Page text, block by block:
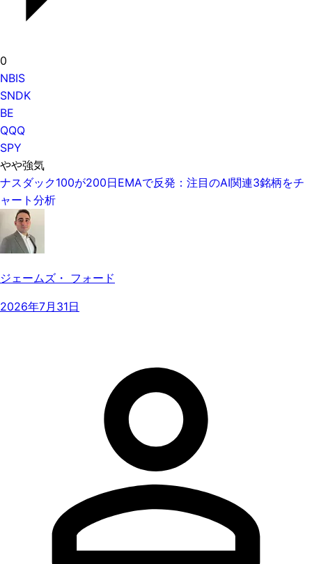
0
NBIS
SNDK
BE
QQQ
SPY
やや強気
ナスダック100が200日EMAで反発：注目のAI関連3銘柄をチ
ャート分析
ジェームズ・ フォード
2026年7月31日